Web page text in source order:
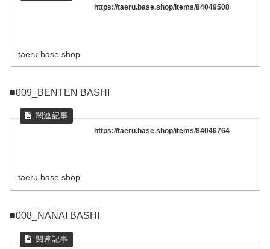
https://taeru.base.shop/items/84049508
taeru.base.shop
■009_BENTEN BASHI
https://taeru.base.shop/items/84046764
taeru.base.shop
■008_NANAI BASHI